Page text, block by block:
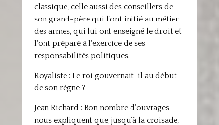
classique, celle aussi des conseillers de
son grand-père qui l’ont initié au métier
des armes, qui lui ont enseigné le droit et
l’ont préparé à l’exercice de ses
responsabilités politiques.
Royaliste : Le roi gouvernait-il au début
de son règne ?
Jean Richard : Bon nombre d’ouvrages
nous expliquent que, jusqu’à la croisade,